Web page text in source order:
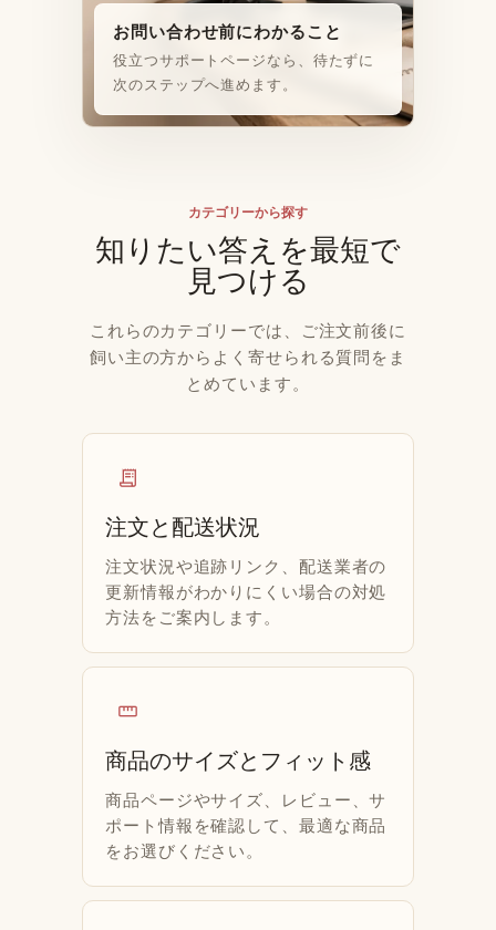
お問い合わせ前にわかること
役立つサポートページなら、待たずに
次のステップへ進めます。
カテゴリーから探す
知りたい答えを最短で
見つける
これらのカテゴリーでは、ご注文前後に
飼い主の方からよく寄せられる質問をま
とめています。
receipt_long
注文と配送状況
注文状況や追跡リンク、配送業者の
更新情報がわかりにくい場合の対処
方法をご案内します。
straighten
商品のサイズとフィット感
商品ページやサイズ、レビュー、サ
ポート情報を確認して、最適な商品
をお選びください。